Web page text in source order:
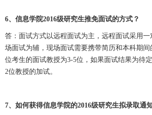
6、信息学院2016级研究生推免面试的方式？
答：面试方式以远程面试为主，远程面试采用
场面试为辅，现场面试需要携带简历和本科期
位考生的面试教授为3-5位，如果面试结果为待
2位教授的加试。
7、如何获得信息学院的2016级研究生拟录取通